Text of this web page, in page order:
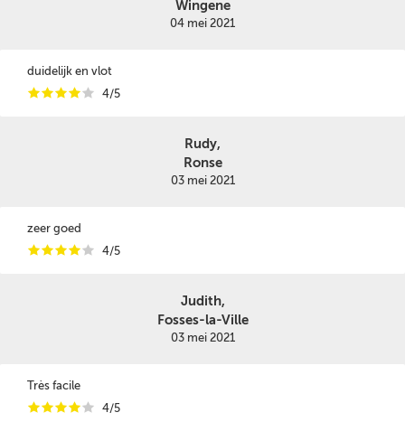
Wingene
04 mei 2021
duidelijk en vlot
iiiii 4/5
Rudy,
Ronse
03 mei 2021
zeer goed
iiiii 4/5
Judith,
Fosses-la-Ville
03 mei 2021
Très facile
iiiii 4/5